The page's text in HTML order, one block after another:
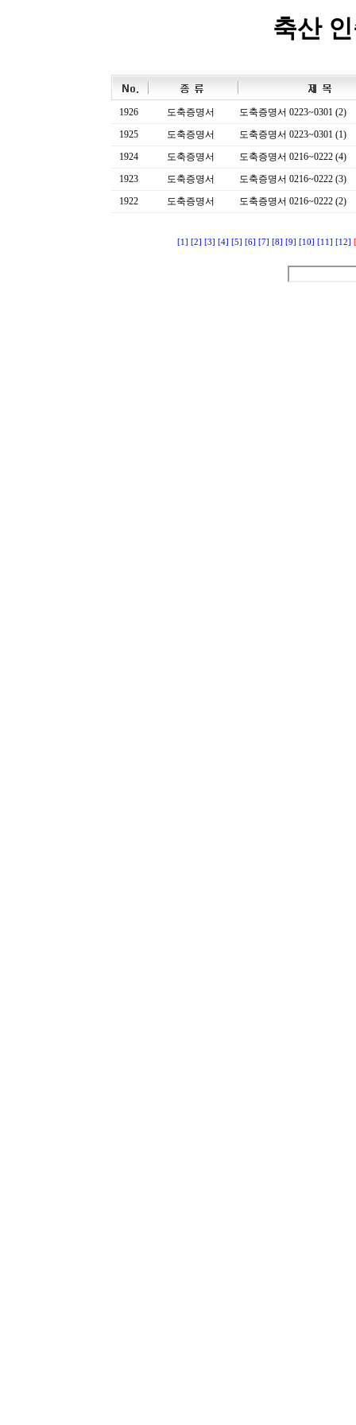
축산
1926 도축증명서
도축증명서 0223~0301 (2)
1925
도축증명서
도축증명서 0223~0301 (1)
1924
도축증명서
도축증명서 0216~0222 (4)
1923
도축증명서
도축증명서 0216~0222 (3)
1922
도축증명서 도축증명서 0216~0222 (2)
[1] [2] [3] [4] [5] [6] [7] [8] [9] [10] [11] [12]